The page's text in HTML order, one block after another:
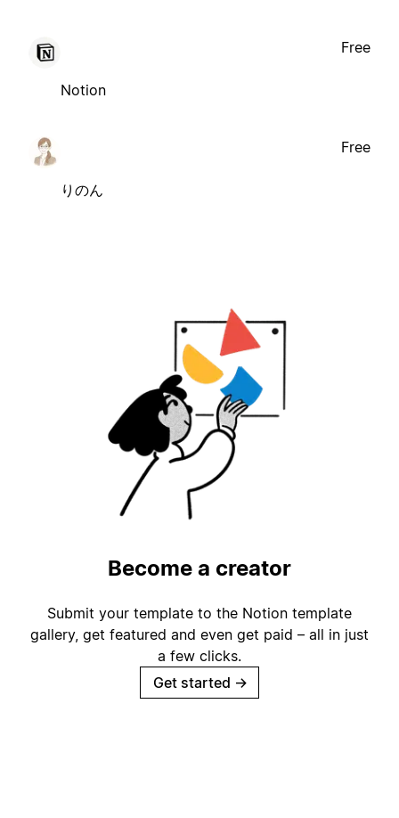
Notion
Free
りのん
Free
Become a creator
Submit your template to the Notion template
gallery, get featured and even get paid – all in just
a few clicks.
Get started →